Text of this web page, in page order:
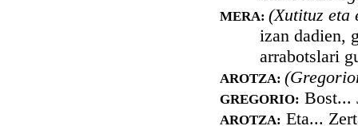
MERA: (Xutituz eta
izan dadien,
arrabotslari
AROTZA:
GREGORIO: Bost...
AROTZA: Eta...